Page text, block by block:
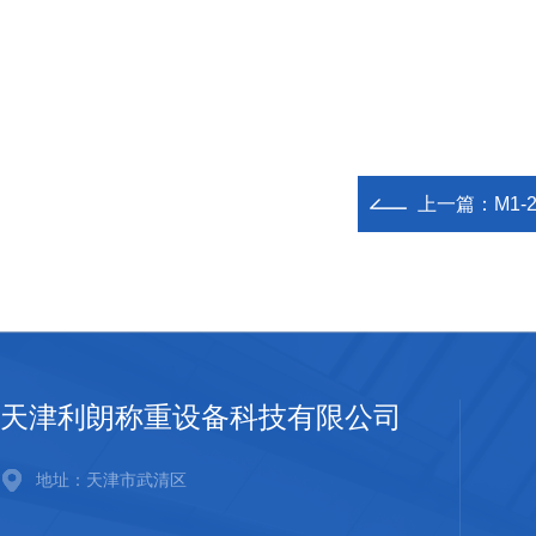
上一篇： M1-
天津利朗称重设备科技有限公司
地址：天津市武清区